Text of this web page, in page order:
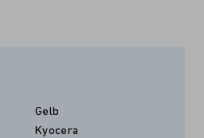
Gelb
Kyocera